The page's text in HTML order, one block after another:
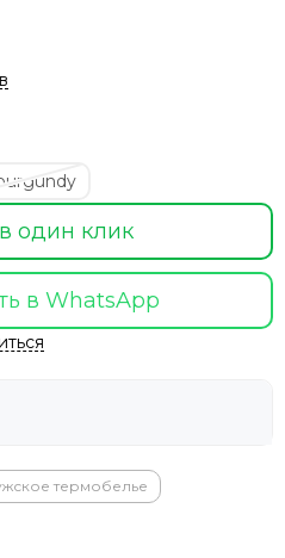
в WhatsApp
один клик
термобелье